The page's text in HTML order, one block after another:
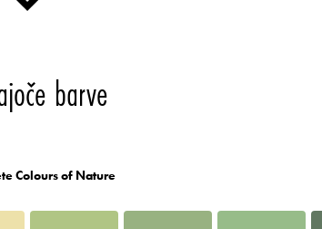
barve
Colours of Nature